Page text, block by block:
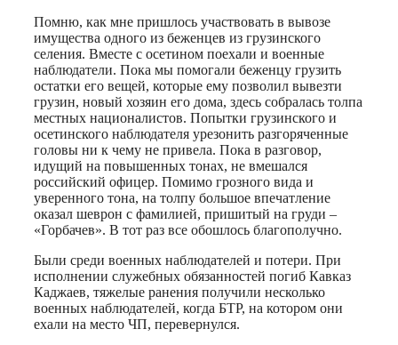
Помню, как мне пришлось участвовать в вывозе
имущества одного из беженцев из грузинского
селения. Вместе с осетином поехали и военные
наблюдатели. Пока мы помогали беженцу грузить
остатки его вещей, которые ему позволил вывезти
грузин, новый хозяин его дома, здесь собралась толпа
местных националистов. Попытки грузинского и
осетинского наблюдателя урезонить разгоряченные
головы ни к чему не привела. Пока в разговор,
идущий на повышенных тонах, не вмешался
российский офицер. Помимо грозного вида и
уверенного тона, на толпу большое впечатление
оказал шеврон с фамилией, пришитый на груди –
«Горбачев». В тот раз все обошлось благополучно.
Были среди военных наблюдателей и потери. При
исполнении служебных обязанностей погиб Кавказ
Каджаев, тяжелые ранения получили несколько
военных наблюдателей, когда БТР, на котором они
ехали на место ЧП, перевернулся.